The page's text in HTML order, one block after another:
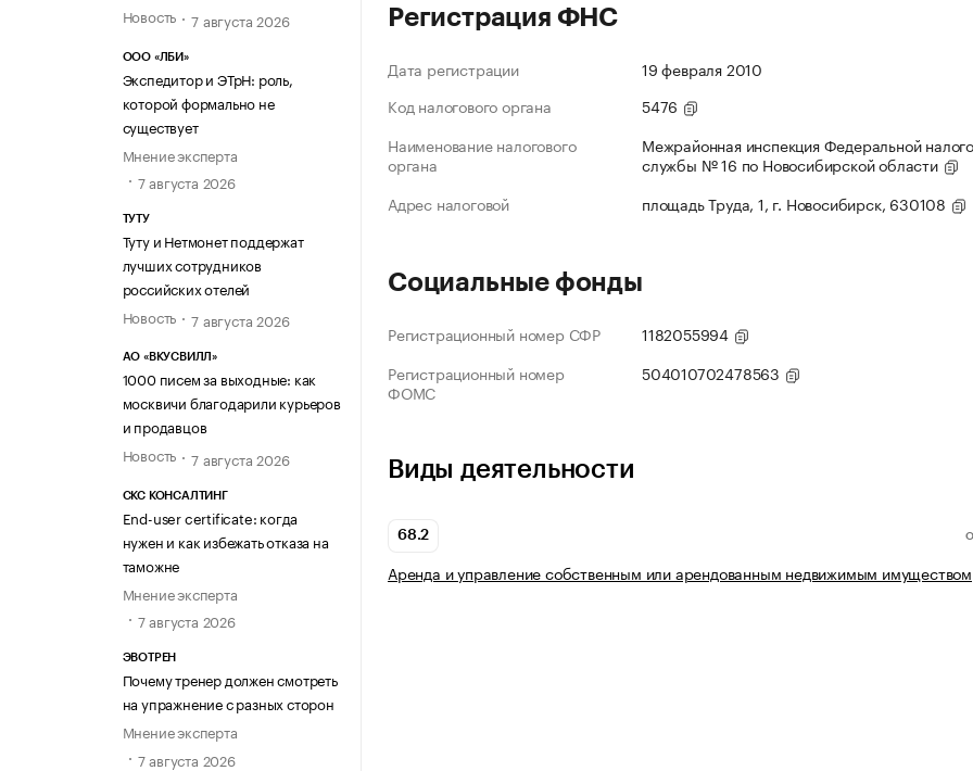
Новость
7 августа 2026
ООО «ЛБИ»
Экспедитор и ЭТрН: роль,
которой формально не
существует
Мнение эксперта
7 августа 2026
ТУТУ
Туту и Нетмонет поддержат
лучших сотрудников
российских отелей
Новость
7 августа 2026
АО «ВКУСВИЛЛ»
1000 писем за выходные: как
москвичи благодарили курьеров
и продавцов
Новость
7 августа 2026
СКС КОНСАЛТИНГ
End-user certificate: когда
нужен и как избежать отказа на
таможне
Мнение эксперта
7 августа 2026
ЭВОТРЕН
Почему тренер должен смотреть
на упражнение с разных сторон
Мнение эксперта
7 августа 2026
Регистрация ФНС
Дата регистрации
19 февраля 2010
Код налогового органа
5476
Наименование налогового
органа
Межрайонная инспекция Федеральной
службы № 16 по Новосибирской области
Адрес налоговой
площадь Труда, 1, г. Новосибирск, 630108
Социальные фонды
Регистрационный номер СФР
1182055994
Регистрационный номер
ФОМС
504010702478563
Виды деятельности
68.2
Аренда и управление собственным или арендованным недвижимым имуществом